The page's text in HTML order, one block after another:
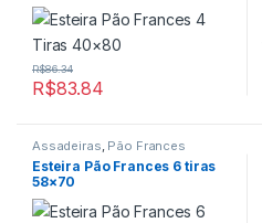
R$83.84
R$86.34
Assadeiras, Pão Frances
Esteira Pão Frances 6 tiras
58×70